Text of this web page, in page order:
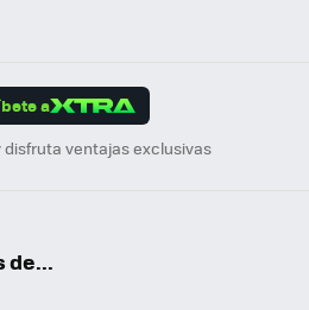
a
disfruta ventajas exclusivas
de...